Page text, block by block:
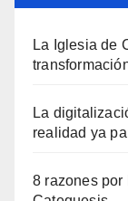
La Iglesia de
La
realidad ya
8 razones por